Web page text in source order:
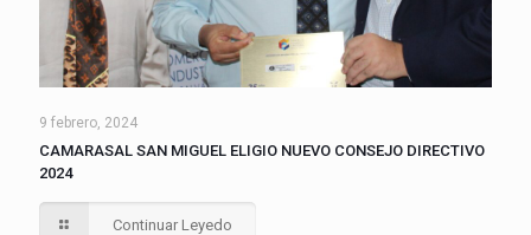
9 febrero, 2024
CAMARASAL SAN MIGUEL ELIGIO NUEVO CONSEJO DIRECTIVO
2024
Continuar Leyedo